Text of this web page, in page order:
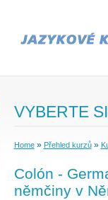
VYBERTE
Home» Přehled kurzů»
Colón -
němčiny v